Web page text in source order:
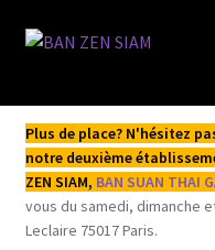
Aller
navigation
Aller
Bienvenue
L’institut
Acheter / Réserver
Plus de place? N'hésitez
notre deuxième
ZEN SIAM, BAN SUAN THAI
vous du samedi, dimanche
Leclaire 75017 Paris.